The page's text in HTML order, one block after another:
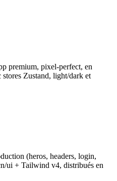
premium, pixel-perfect, en
Zustand, light/dark et
(heros, headers, login,
ui + Tailwind v4, distribués en